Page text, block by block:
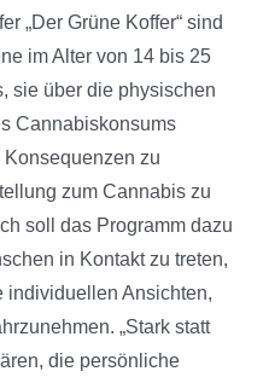
„Der Grüne Koffer“ sind
im Alter von 14 bis 25
sie über die physischen
Cannabiskonsums
zu
zum Cannabis zu
soll das Programm dazu
in Kontakt zu treten,
individuellen Ansichten,
„Stark statt
die persönliche